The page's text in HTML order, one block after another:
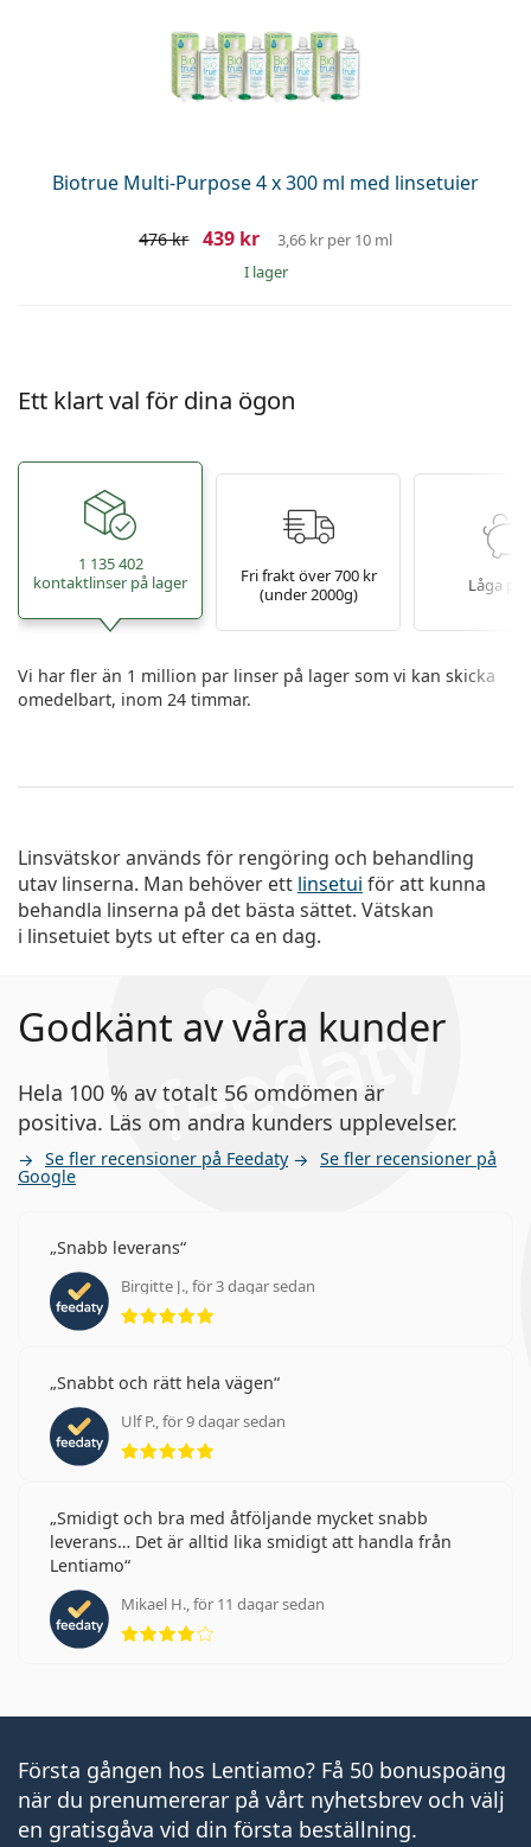
Biotrue Multi-Purpose 4 x 300 ml med linsetuier
476 kr 439 kr 3,66 krper 10 ml
I lager
Ett klart val för dina ögon
1 135 402
kontaktlinser på lager
Fri frakt över 700 kr
(under 2000g)
Låga
Vi har fler än 1 million par linser på lager som vi kan skicka
omedelbart, inom 24 timmar.
Linsvätskor används för rengöring och behandling
utav linserna. Man behöver ett linsetui för att kunna
behandla linserna på det bästa sättet. Vätskan
i linsetuiet byts ut efter ca en dag.
Godkänt av våra kunder
Hela 100 % av totalt 56 omdömen är
positiva. Läs om andra kunders upplevelser.
Se fler recensioner på Feedaty Se fler recensioner på
Google
Snabb leverans
Birgitte J., för 3 dagar sedan
Betyg 5 av 5
Snabbt och rätt hela vägen
Ulf P., för 9 dagar sedan
Betyg 5 av 5
Smidigt och bra med åtföljande mycket snabb
leverans… Det är alltid lika smidigt att handla från
Lentiamo
Mikael H., för 11 dagar sedan
Betyg 4 av 5
Första gången hos Lentiamo? Få 50 bonuspoäng
när du prenumererar på vårt nyhetsbrev och välj
en gratisgåva vid din första beställning.